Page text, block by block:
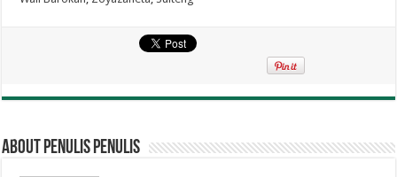
About penulis penulis